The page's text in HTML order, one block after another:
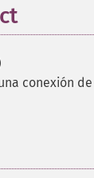
conexión